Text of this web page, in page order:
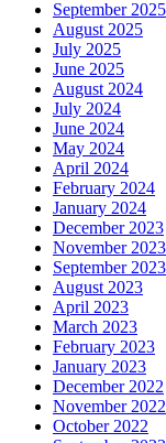
September 2025
August 2025
July 2025
June 2025
August 2024
July 2024
June 2024
May 2024
April 2024
February 2024
January 2024
December 2023
November 2023
September 2023
August 2023
April 2023
March 2023
February 2023
January 2023
December 2022
November 2022
October 2022